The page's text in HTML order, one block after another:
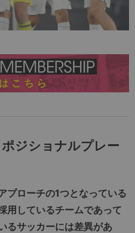
ジショナルプレー
プローチの1つとなっている
用しているチームであって
るサッカーには差異があ